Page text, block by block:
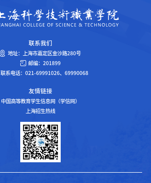
联系我们
地址：上海市嘉定区金沙路280号
邮编：201899
联系电话：021-69991026、69990068
友情链接
中国高等教育学生信息网（学信网）
上海招生热线